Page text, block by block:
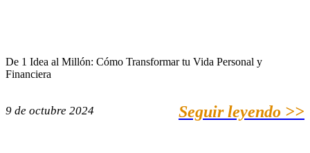
De 1 Idea al Millón: Cómo Transformar tu Vida Personal y
Financiera
9 de octubre 2024 Seguir leyendo >>